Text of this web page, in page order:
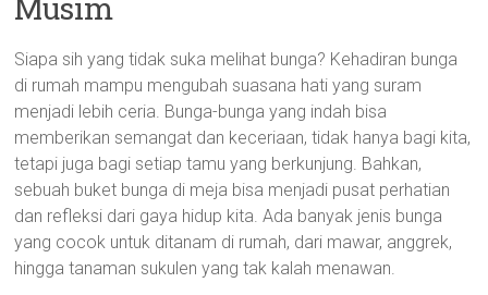
Musim
Siapa sih yang tidak suka melihat bunga? Kehadiran bunga
di rumah mampu mengubah suasana hati yang suram
menjadi lebih ceria. Bunga-bunga yang indah bisa
memberikan semangat dan keceriaan, tidak hanya bagi kita,
tetapi juga bagi setiap tamu yang berkunjung. Bahkan,
sebuah buket bunga di meja bisa menjadi pusat perhatian
dan refleksi dari gaya hidup kita. Ada banyak jenis bunga
yang cocok untuk ditanam di rumah, dari mawar, anggrek,
hingga tanaman sukulen yang tak kalah menawan.